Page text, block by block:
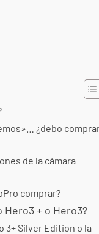
¿debo
de la cámara
comprar?
Hero3 + o Hero3?
3+ Silver Edition o la